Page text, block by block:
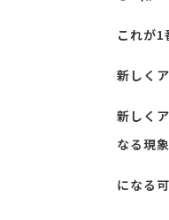
これが
新しく
新しく
なる現
になる